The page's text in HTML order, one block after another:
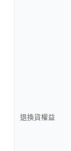
退換貨權益